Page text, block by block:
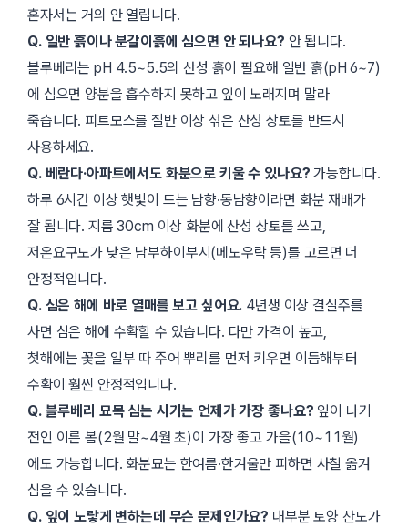
혼자서는 거의 안 열립니다.
Q. 일반 흙이나 분갈이흙에 심으면 안 되나요? 안 됩니다.
블루베리는 pH 4.5~5.5의 산성 흙이 필요해 일반 흙(pH 6~7)
에 심으면 양분을 흡수하지 못하고 잎이 노래지며 말라
죽습니다. 피트모스를 절반 이상 섞은 산성 상토를 반드시
사용하세요.
Q. 베란다·아파트에서도 화분으로 키울 수 있나요? 가능합니다.
하루 6시간 이상 햇빛이 드는 남향·동남향이라면 화분 재배가
잘 됩니다. 지름 30cm 이상 화분에 산성 상토를 쓰고,
저온요구도가 낮은 남부하이부시(메도우락 등)를 고르면 더
안정적입니다.
Q. 심은 해에 바로 열매를 보고 싶어요. 4년생 이상 결실주를
사면 심은 해에 수확할 수 있습니다. 다만 가격이 높고,
첫해에는 꽃을 일부 따 주어 뿌리를 먼저 키우면 이듬해부터
수확이 훨씬 안정적입니다.
Q. 블루베리 묘목 심는 시기는 언제가 가장 좋나요? 잎이 나기
전인 이른 봄(2월 말~4월 초)이 가장 좋고 가을(10~11월)
에도 가능합니다. 화분묘는 한여름·한겨울만 피하면 사철 옮겨
심을 수 있습니다.
Q. 잎이 노랗게 변하는데 무슨 문제인가요? 대부분 토양 산도가